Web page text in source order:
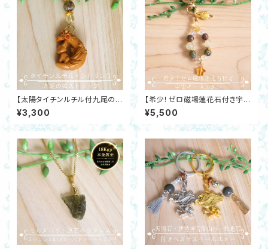
【太陽タイチンルチル付九尾の狐
ストラップ】木彫り三日月シトリ
ン・ゴールデンタイガーズアイ 星
開運 金運 邪気除け
¥3,300
【希少！ゼロ磁場蓮花石付き宇宙
キーホルダー】リビアングラス・
星型シトリン・アクアオーラ 土星
月カン ゴールド 開運 邪気除け
¥5,500